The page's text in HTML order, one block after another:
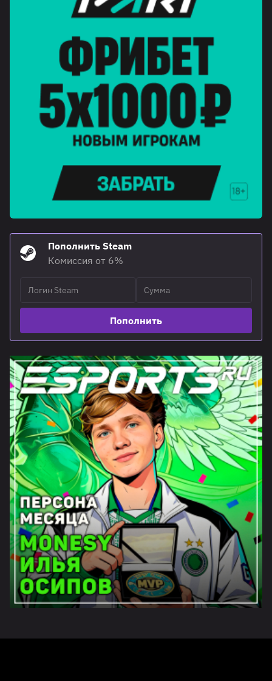
Пополнить Steam
Комиссия от 6%
Пополнить